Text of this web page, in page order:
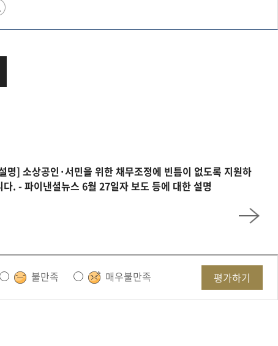
명] 소상공인·서민을 위한 채무조정에 빈틈이 없도록 지원하
다. - 파이낸셜뉴스 6월 27일자 보도 등에 대한 설명
불만족 매우불만족 평가하기